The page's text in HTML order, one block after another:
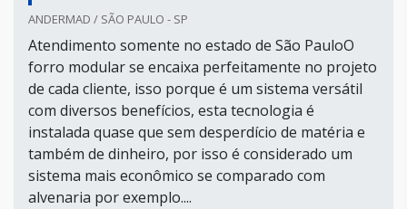
ANDERMAD / SÃO PAULO - SP
Atendimento somente no estado de São PauloO
forro modular se encaixa perfeitamente no projeto
de cada cliente, isso porque é um sistema versátil
com diversos benefícios, esta tecnologia é
instalada quase que sem desperdício de matéria e
também de dinheiro, por isso é considerado um
sistema mais econômico se comparado com
alvenaria por exemplo....